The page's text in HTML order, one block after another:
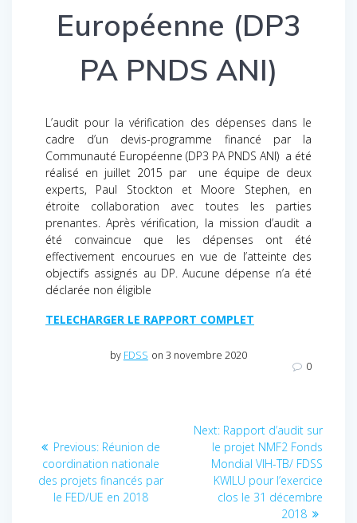
Européenne (DP3
PA PNDS ANI)
L’audit pour la vérification des dépenses dans le
cadre d’un devis-programme financé par la
Communauté Européenne (DP3 PA PNDS ANI) a été
réalisé en juillet 2015 par une équipe de deux
experts, Paul Stockton et Moore Stephen, en
étroite collaboration avec toutes les parties
prenantes. Après vérification, la mission d’audit a
été convaincue que les dépenses ont été
effectivement encourues en vue de l’atteinte des
objectifs assignés au DP. Aucune dépense n’a été
déclarée non éligible
TELECHARGER LE RAPPORT COMPLET
by FDSS on 3 novembre 2020
0
l’article
Previous: Previous
post:
Réunion de
coordination nationale
des projets financés par
le FED/UE en 2018
Next: Next
post:
Rapport d’audit sur
le projet NMF2 Fonds
Mondial VIH-TB/ FDSS
KWILU pour l’exercice
clos le 31 décembre
2018